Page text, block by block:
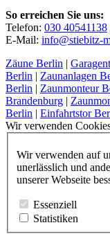
So erreichen Sie uns:
Telefon: 030 40541138
E-Mail: info@stiebitz-
Zäune Berlin |
Berlin | Zaunanlagen
Berlin | Zaunmonteur
Brandenburg |
Berlin | Einfahrtstor
Wir verwenden
Wir verwenden auf
unerlässlich und
unserer Webseite
Essenziell
Statistiken